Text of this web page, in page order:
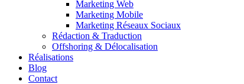
Marketing Web
Marketing Mobile
Marketing Réseaux Sociaux
Rédaction & Traduction
Offshoring & Délocalisation
Réalisations
Blog
Contact